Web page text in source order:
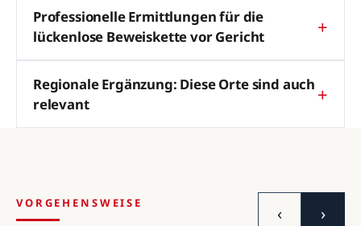
Professionelle Ermittlungen für die
lückenlose Beweiskette vor Gericht
Regionale Ergänzung: Diese Orte sind auch
relevant
VORGEHENSWEISE ‹ ›